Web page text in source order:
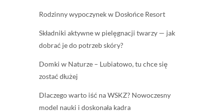
Rodzinny wypoczynek w Dosłońce Resort
Składniki aktywne w pielęgnacji twarzy — jak
dobrać je do potrzeb skóry?
Domki w Naturze – Lubiatowo, tu chce się
zostać dłużej
Dlaczego warto iść na WSKZ? Nowoczesny
model nauki i doskonała kadra